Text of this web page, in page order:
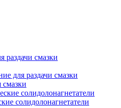
раздачи смазки
для раздачи смазки
смазки
солидолонагнетатели
солидолонагнетатели